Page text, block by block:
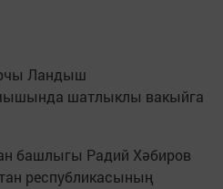
Ландыш
шатлыклы вакыйга
башлыгы Радий Хәбиров
республикасының